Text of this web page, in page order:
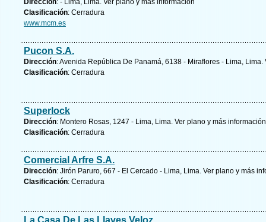
Dirección: - Lima, Lima. Ver plano y más información
Clasificación: Cerradura
www.mcm.es
Pucon S.A.
Dirección: Avenida República De Panamá, 6138 - Miraflores - Lima, Lima.
Clasificación: Cerradura
Superlock
Dirección: Montero Rosas, 1247 - Lima, Lima. Ver plano y más información
Clasificación: Cerradura
Comercial Arfre S.A.
Dirección: Jirón Paruro, 667 - El Cercado - Lima, Lima. Ver plano y más
Clasificación: Cerradura
La Casa De Las Llaves Veloz